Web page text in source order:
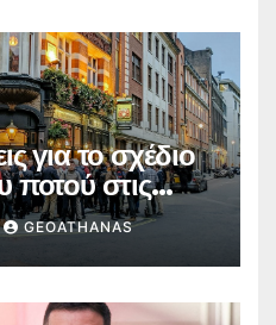
για το σχέδιο
ποτού στις
GEOATHANAS